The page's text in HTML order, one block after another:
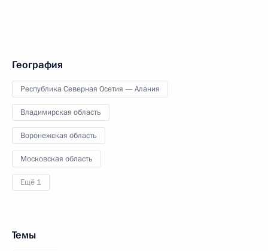
География
Республика Северная Осетия — Алания
Владимирская область
Воронежская область
Московская область
Ещё 1
Темы